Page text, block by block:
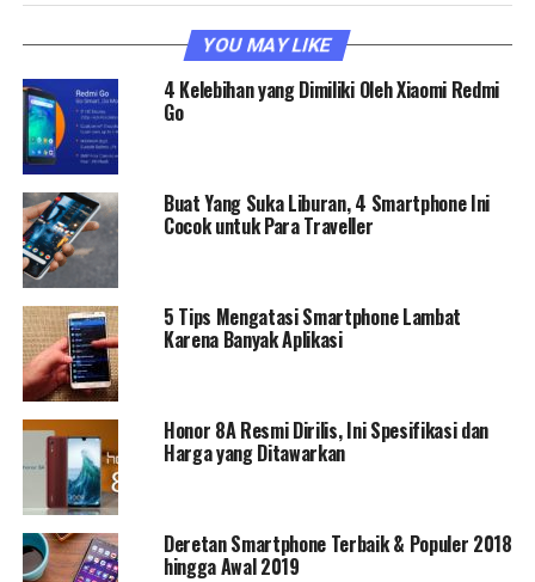
YOU MAY LIKE
4 Kelebihan yang Dimiliki Oleh Xiaomi Redmi
Go
Buat Yang Suka Liburan, 4 Smartphone Ini
Cocok untuk Para Traveller
5 Tips Mengatasi Smartphone Lambat
Karena Banyak Aplikasi
Honor 8A Resmi Dirilis, Ini Spesifikasi dan
Harga yang Ditawarkan
Deretan Smartphone Terbaik & Populer 2018
hingga Awal 2019